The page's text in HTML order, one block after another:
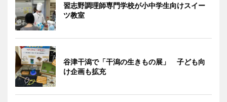
習志野調理師専門学校が小中学生向けスイー
ツ教室
谷津干潟で「干潟の生きもの展」 子ども向
け企画も拡充